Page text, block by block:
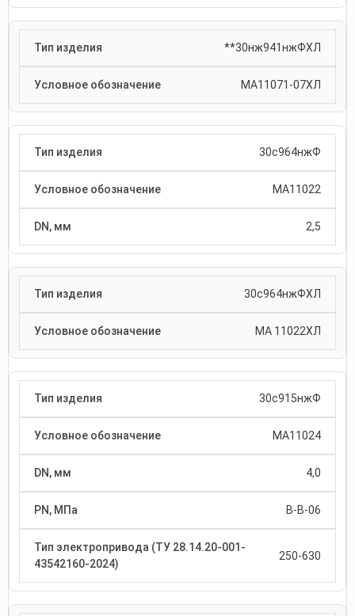
**30нж941нжФХЛ
МА11071-07ХЛ
30с964нжФ
МА11022
2,5
30с964нжФХЛ
МА 11022ХЛ
30с915нжФ
МА11024
4,0
В-В-06
250-630